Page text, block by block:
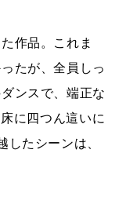
作品。これま
たが、全員しっ
ンスで、端正な
に四つん這いに
したシーンは、